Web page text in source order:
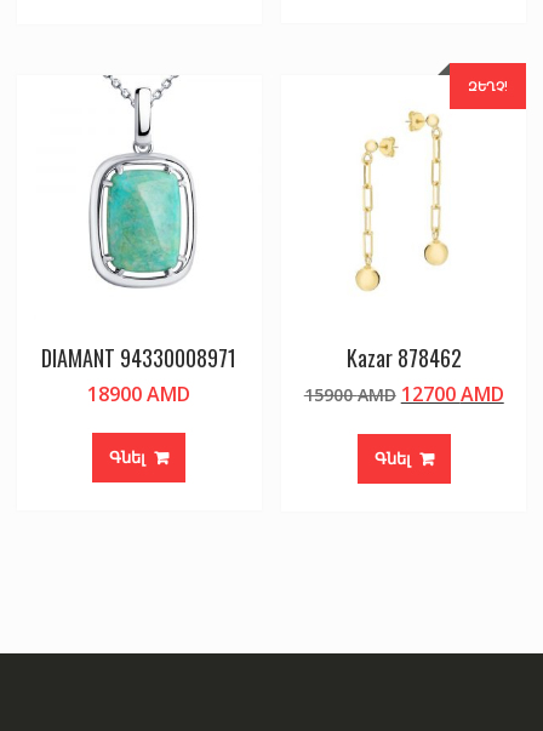
DIAMANT 94330008971
18900AMD
Գնել
ԶԵՂՉ!
Kazar 878462
15900AMD Original
was:
15900 AMD.
12700AMD
Գնել